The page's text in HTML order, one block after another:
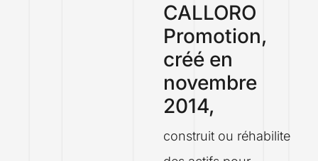
CALLORO
Promotion,
créé en
novembre
2014,
construit ou réhabilite